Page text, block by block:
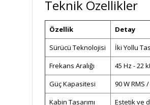
Teknik Özellikler
Özellik
Detay
Sürücü Teknolojisi
İki Yollu
Frekans Aralığı
45 Hz - 22
Güç Kapasitesi
90 W RMS
Kabin Tasarımı
Estetik ve